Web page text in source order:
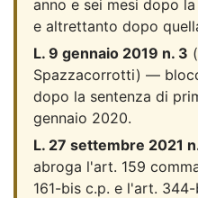
anno e sei mesi dopo
e altrettanto dopo
L. 9 gennaio 2019 n. 3
Spazzacorrotti) —
dopo la sentenza di
gennaio 2020.
L. 27 settembre 2021
abroga l'art. 159
161-bis c.p. e l'art.